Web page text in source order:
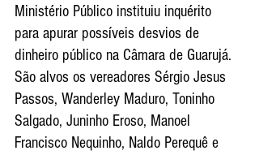
Ministério Público instituiu inquérito
para apurar possíveis desvios de
dinheiro público na Câmara de Guarujá.
São alvos os vereadores Sérgio Jesus
Passos, Wanderley Maduro, Toninho
Salgado, Juninho Eroso, Manoel
Francisco Nequinho, Naldo Perequê e